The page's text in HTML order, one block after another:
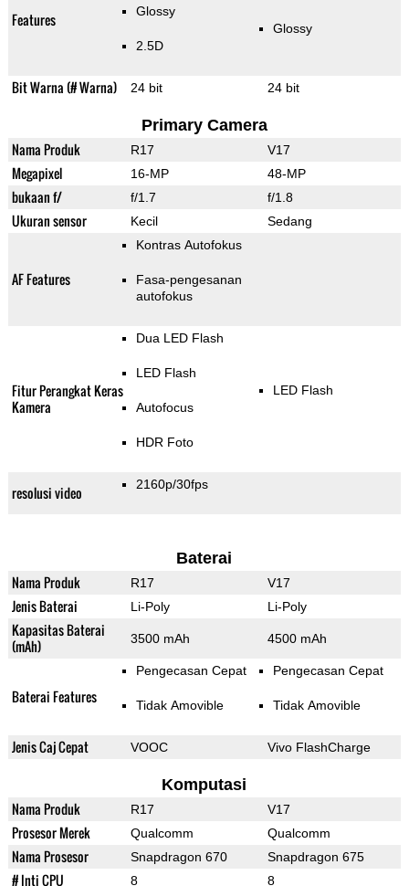
Features Glossy
2.5D
Glossy
Bit Warna (# Warna) 24 bit 24 bit
Primary Camera
Nama Produk R17 V17
Megapixel 16-MP 48-MP
bukaan f/ f/1.7 f/1.8
Ukuran sensor Kecil Sedang
AF Features
Kontras Autofokus
Fasa-pengesanan
autofokus
Fitur Perangkat Keras
Kamera
Dua LED Flash
LED Flash
Autofocus
HDR Foto
LED Flash
resolusi video 2160p/30fps
Baterai
Nama Produk R17 V17
Jenis Baterai Li-Poly Li-Poly
Kapasitas Baterai
(mAh)
3500 mAh 4500 mAh
Baterai Features
Pengecasan Cepat
Tidak Amovible
Pengecasan Cepat
Tidak Amovible
Jenis Caj Cepat VOOC Vivo FlashCharge
Komputasi
Nama Produk R17 V17
Prosesor Merek Qualcomm Qualcomm
Nama Prosesor Snapdragon 670 Snapdragon 675
# Inti CPU 8 8